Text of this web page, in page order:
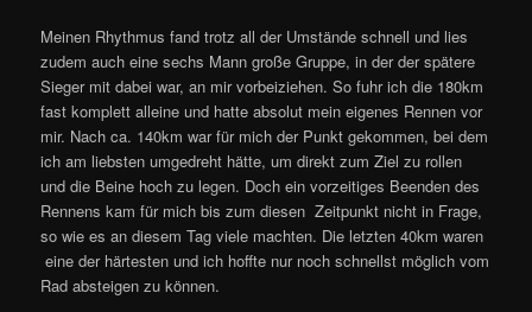
Meinen Rhythmus fand trotz all der Umstände schnell und lies
zudem auch eine sechs Mann große Gruppe, in der der spätere
Sieger mit dabei war, an mir vorbeiziehen. So fuhr ich die 180km
fast komplett alleine und hatte absolut mein eigenes Rennen vor
mir. Nach ca. 140km war für mich der Punkt gekommen, bei dem
ich am liebsten umgedreht hätte, um direkt zum Ziel zu rollen
und die Beine hoch zu legen. Doch ein vorzeitiges Beenden des
Rennens kam für mich bis zum diesen Zeitpunkt nicht in Frage,
so wie es an diesem Tag viele machten. Die letzten 40km waren
eine der härtesten und ich hoffte nur noch schnellst möglich vom
Rad absteigen zu können.